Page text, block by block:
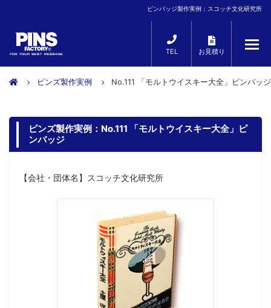
ピンバッジ製作実例：スコッチ文化研究所
TEL お見積り
ピンズ製作実例 No.111 「モルトウイスキー大全」ピンバッジ
ピンズ製作実例：No.111 「モルトウイスキー大全」ピ
ンバッジ
【会社・団体名】スコッチ文化研究所